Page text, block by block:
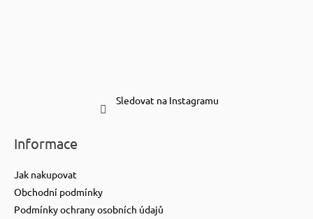
Sledovat na Instagramu
Informace
Jak nakupovat
Obchodní podmínky
Podmínky ochrany osobních údajů